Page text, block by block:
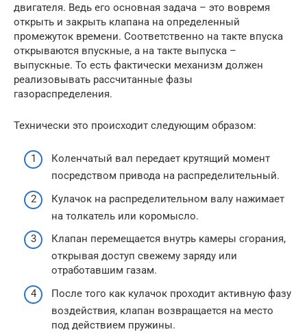
двигателя. Ведь его основная задача – это вовремя
открыть и закрыть клапана на определенный
промежуток времени. Соответственно на такте впуска
открываются впускные, а на такте выпуска –
выпускные. То есть фактически механизм должен
реализовывать рассчитанные фазы
газораспределения.
Технически это происходит следующим образом:
Коленчатый вал передает крутящий момент
посредством привода на распределительный.
Кулачок на распределительном валу нажимает
на толкатель или коромысло.
Клапан перемещается внутрь камеры сгорания,
открывая доступ свежему заряду или
отработавшим газам.
После того как кулачок проходит активную фазу
воздействия, клапан возвращается на место
под действием пружины.